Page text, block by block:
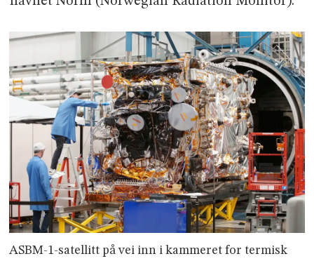
ASBM-1-satellitt på vei inn i kammeret for termisk